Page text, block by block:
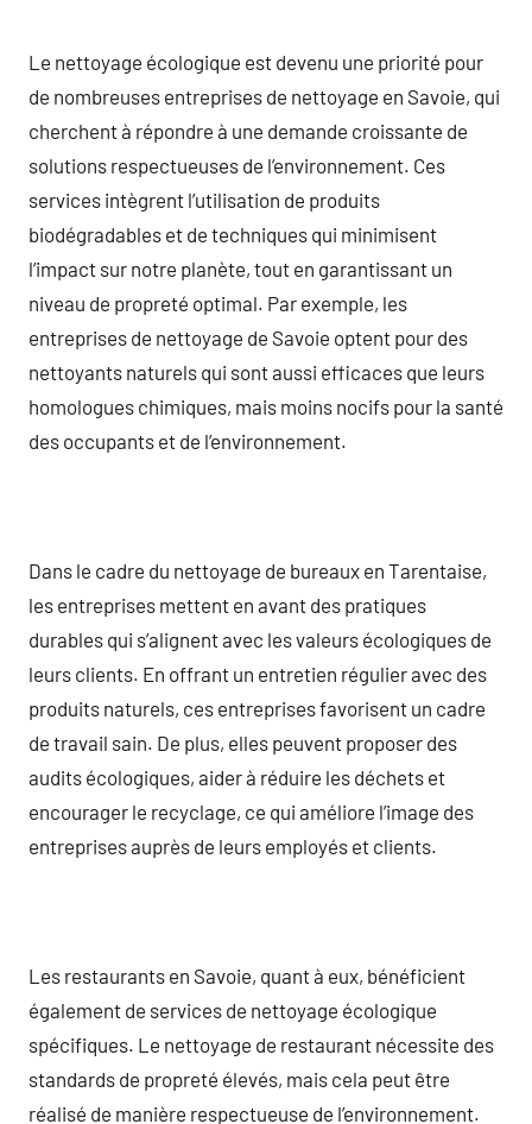
Le nettoyage écologique est devenu une priorité pour
de nombreuses entreprises de nettoyage en Savoie, qui
cherchent à répondre à une demande croissante de
solutions respectueuses de l’environnement. Ces
services intègrent l’utilisation de produits
biodégradables et de techniques qui minimisent
l’impact sur notre planète, tout en garantissant un
niveau de propreté optimal. Par exemple, les
entreprises de nettoyage de Savoie optent pour des
nettoyants naturels qui sont aussi efficaces que leurs
homologues chimiques, mais moins nocifs pour la santé
des occupants et de l’environnement.
Dans le cadre du nettoyage de bureaux en Tarentaise,
les entreprises mettent en avant des pratiques
durables qui s’alignent avec les valeurs écologiques de
leurs clients. En offrant un entretien régulier avec des
produits naturels, ces entreprises favorisent un cadre
de travail sain. De plus, elles peuvent proposer des
audits écologiques, aider à réduire les déchets et
encourager le recyclage, ce qui améliore l’image des
entreprises auprès de leurs employés et clients.
Les restaurants en Savoie, quant à eux, bénéficient
également de services de nettoyage écologique
spécifiques. Le nettoyage de restaurant nécessite des
standards de propreté élevés, mais cela peut être
réalisé de manière respectueuse de l’environnement.